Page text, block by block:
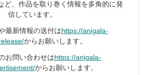
ど、作品を取り巻く情報を多角的に発
信しています。
最新情報の送付は https://anigala-
からお願いします。
お問い合わせは https://anigala-
からお願いします。